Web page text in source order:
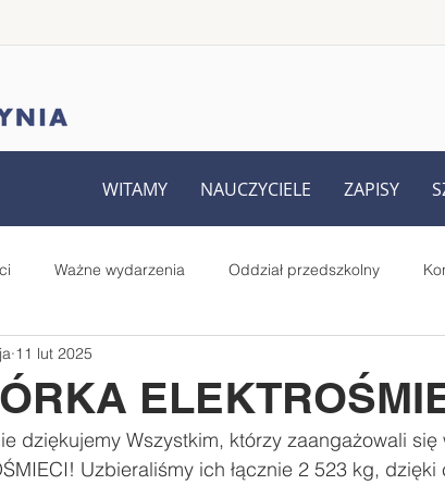
WITAMY NAUCZYCIELE ZAPISY
Ważne wydarzenia Oddział przedszkolny
Rada Rodziców
wiem - projekt Starsi czytają młodszym - projekt
11 lut 2025
dziękujemy Wszystkim, którzy zaangażowali się
Uzbieraliśmy ich łącznie 2 523 kg, dzięki